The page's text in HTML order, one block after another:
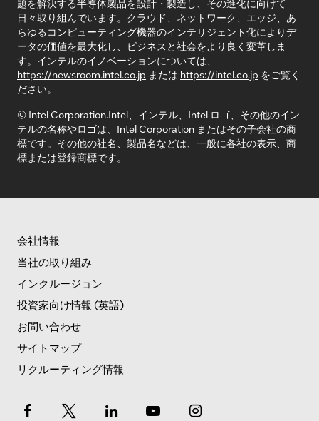
題を解決する半導体製品を設計・製造し、その進化に向けて
日々取り組んでいます。クラウド、ネットワーク、エッジ、あ
らゆるコンピューティング機器のインテリジェント化によりデ
ータの価値を最大化し、ビジネスと社会をより良く変革しま
す。インテルのイノベーションについては、
https://newsroom.intel.co.jp または https://intel.co.jp をご覧く
ださい。
© Intel Corporation.Intel、インテル、Intel ロゴ、その他のイン
テルの名称やロゴは、Intel Corporation またはその子会社の商
標です。その他の社名、製品名などは、一般に各社の表示、商
標または登録商標です。
会社情報
当社の取り組み
インクルージョン
投資家向け情報 (英語)
お問い合わせ
サイトマップ
リクルーティング情報